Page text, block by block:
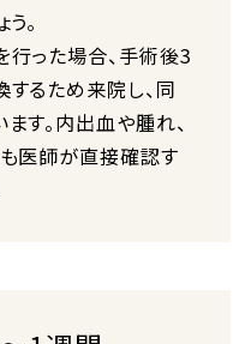
。
った場合、手術後3
るため来院し、同
す。内出血や腫れ、
医師が直接確認す